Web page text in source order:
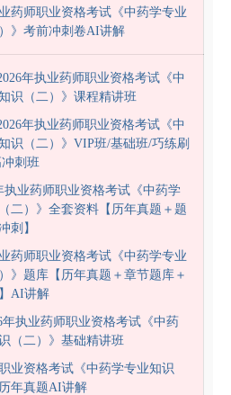
药师职业资格考试《中药学专业
》考前冲刺卷AI讲解
年执业药师职业资格考试《中
识（二）》课程精讲班
年执业药师职业资格考试《中
识（二）》VIP班/基础班/巧练刷
刺班
执业药师职业资格考试《中药学
二）》全套资料【历年真题＋题
刺】
药师职业资格考试《中药学专业
》题库【历年真题＋章节题库＋
AI讲解
年执业药师职业资格考试《中药
（二）》基础精讲班
业资格考试《中药学专业知识
历年真题AI讲解